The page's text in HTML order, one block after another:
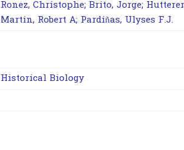
Ronez, Christophe; Brito, Jorge;
Martin, Robert A; Pardiñas, Ulyses F.J.
Historical Biology